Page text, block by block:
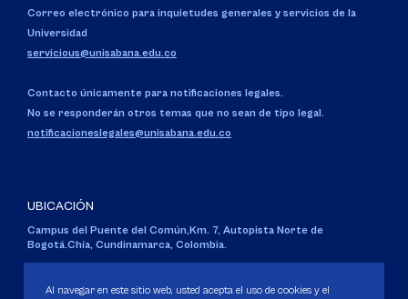
Correo electrónico para inquietudes generales y servicios de la
Universidad
servicious@unisabana.edu.co
Contacto únicamente para notificaciones legales.
No se responderán otros temas que no sean de tipo legal.
notificacioneslegales@unisabana.edu.co
UBICACIÓN
Campus del Puente del Común,Km. 7, Autopista Norte de
Bogotá.Chía, Cundinamarca, Colombia.
Código SNIES 1711
Al navegar en este sitio web, usted acepta el uso de cookies y el